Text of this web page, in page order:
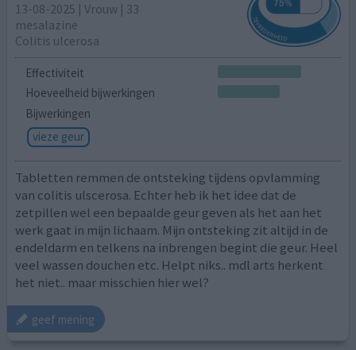
13-08-2025 | Vrouw | 33
mesalazine
Colitis ulcerosa
Effectiviteit
Hoeveelheid bijwerkingen
Bijwerkingen
vieze geur
Tabletten remmen de ontsteking tijdens opvlamming
van colitis ulscerosa. Echter heb ik het idee dat de
zetpillen wel een bepaalde geur geven als het aan het
werk gaat in mijn lichaam. Mijn ontsteking zit altijd in de
endeldarm en telkens na inbrengen begint die geur. Heel
veel wassen douchen etc. Helpt niks.. mdl arts herkent
het niet.. maar misschien hier wel?
geef mening